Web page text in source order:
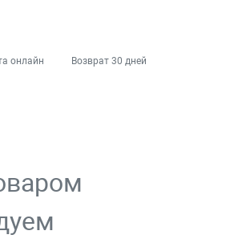
онлайн Возврат 30 дней